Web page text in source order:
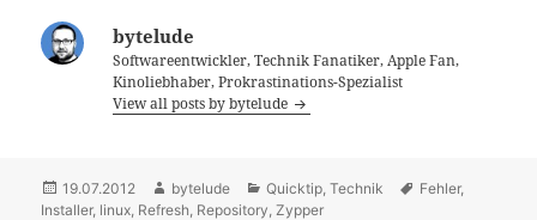
bytelude
Softwareentwickler, Technik Fanatiker, Apple Fan,
Kinoliebhaber, Prokrastinations-Spezialist
View all posts by bytelude
Posted
on
19.07.2012 Author
bytelude Categories
Quicktip ,Technik Tags
Fehler,
Installer, linux Refresh Repository ,Zypper